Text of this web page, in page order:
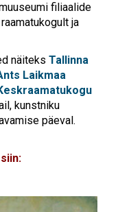
filiaalide
ja
näiteks Tallinna
Laikmaa
, kunstniku
päeval.